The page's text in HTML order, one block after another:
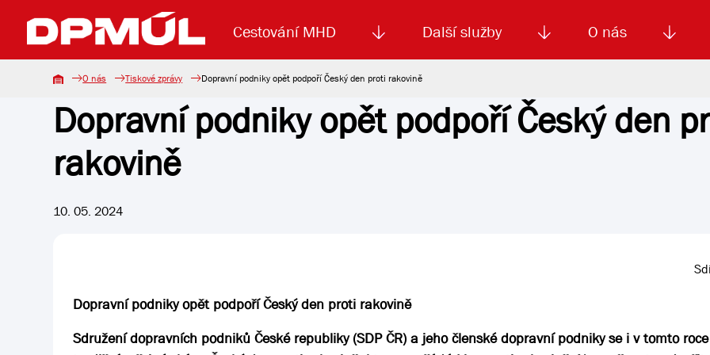
Cestování MHD
Uzavření mostu Dr. E. Beneše Koupit jízdenku Jízdné MHD El. jízdenka (EOS)
Další služby
Lanová dráha Reklama Smluvní doprava Autoškola
O nás
Základní údaje Aktuality Výběrová řízení Kariéra
O nás Tiskové zprávy Dopravní podniky opět podpoří Český den proti rakovině
Dopravní podniky opět podpoří Český den
rakovině
10. 05. 2024
Dopravní podniky opět podpoří Český den proti rakovině
Sdružení dopravních podniků České republiky (SDP ČR) a jeho členské dopravní podniky se i v tomto